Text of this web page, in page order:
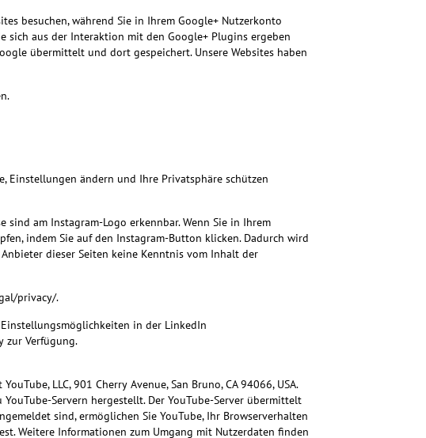
besuchen, während Sie in Ihrem Google+ Nutzerkonto
sich aus der Interaktion mit den Google+ Plugins ergeben
übermittelt und dort gespeichert. Unsere Websites haben
Einstellungen ändern und Ihre Privatsphäre schützen
sind am Instagram-Logo erkennbar. Wenn Sie in Ihrem
indem Sie auf den Instagram-Button klicken. Dadurch wird
dieser Seiten keine Kenntnis vom Inhalt der
privacy/.
in der LinkedIn
zur Verfügung.
LLC, 901 Cherry Avenue, San Bruno, CA 94066, USA.
Servern hergestellt. Der YouTube-Server übermittelt
sind, ermöglichen Sie YouTube, Ihr Browserverhalten
Weitere Informationen zum Umgang mit Nutzerdaten finden